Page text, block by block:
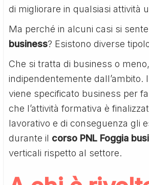
di migliorare in qualsiasi attività
Ma perché in alcuni casi si
business? Esistono diverse
Che si tratta di business o
indipendentemente dall’ambito.
viene specificato business per
che l’attività formativa è
lavorativo e di conseguenza gli
durante il corso PNL Foggia
verticali rispetto al settore.